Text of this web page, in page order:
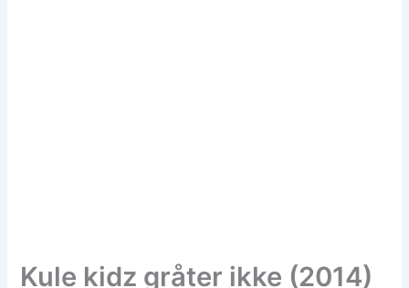
Kule kidz gråter ikke (2014)